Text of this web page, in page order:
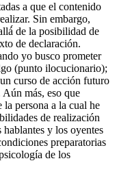
a que el contenido
Sin embargo,
de la posibilidad de
de declaración.
yo busco prometer
(punto ilocucionario);
curso de acción futuro
más, eso que
la persona a la cual he
de realización
y los oyentes
preparatorias
de los